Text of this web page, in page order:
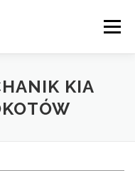
Menu
SAMOCHODOWY
KIA